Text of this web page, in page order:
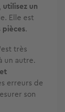
utilisez un
Elle est
.
très
un autre.
erreurs de
son